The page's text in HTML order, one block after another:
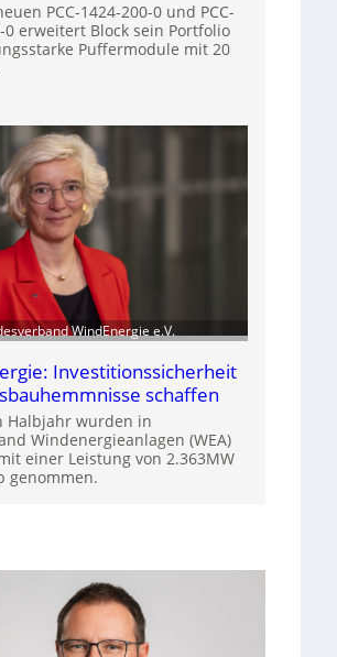
PCC-1424-200-0 und PCC-
0 erweitert Block sein Portfolio
Puffermodule mit 20
WindEnergie e.V.
Investitionssicherheit
schaffen
Halbjahr wurden in
Windenergieanlagen (WEA)
einer Leistung von 2.363MW
genommen.